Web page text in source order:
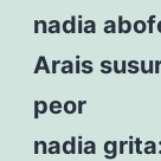
nadia
Arais
peor
nadia